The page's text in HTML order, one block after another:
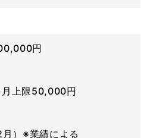
円
月上限50,000円
）※業績による